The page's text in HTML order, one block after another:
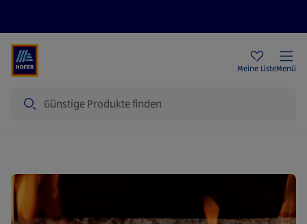
Meine ListeMenü